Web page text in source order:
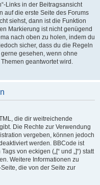
Links in der Beitragsansicht
auf die erste Seite des Forums
siehst, dann ist die Funktion
Markierung ist nicht genügend
nach oben zu holen, indem du
sicher, dass du die Regeln
gesehen, wenn ohne
geantwortet wird.
die dir weitreichende
Die Rechte zur Verwendung
vergeben, können jedoch
werden. BBCode ist
von eckigen („[“ und „]“) statt
Weitere Informationen zu
die von der Seite zur